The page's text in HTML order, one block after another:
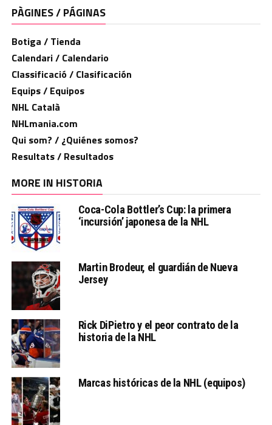
PÀGINES / PÁGINAS
Botiga / Tienda
Calendari / Calendario
Classificació / Clasificación
Equips / Equipos
NHL Català
NHLmania.com
Qui som? / ¿Quiénes somos?
Resultats / Resultados
MORE IN HISTORIA
Coca-Cola Bottler’s Cup: la primera
‘incursión’ japonesa de la NHL
Martin Brodeur, el guardián de Nueva
Jersey
Rick DiPietro y el peor contrato de la
historia de la NHL
Marcas históricas de la NHL (equipos)